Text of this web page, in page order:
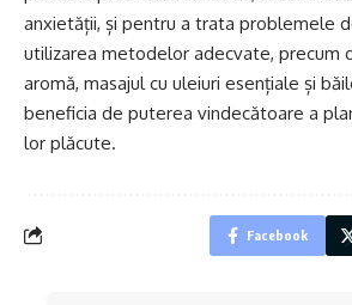
anxietății, și pentru a trata problemele
utilizarea metodelor adecvate, precum
aromă, masajul cu uleiuri esențiale și
beneficia de puterea vindecătoare a
lor plăcute.
Facebook